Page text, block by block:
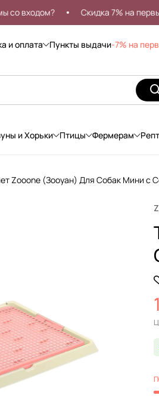
входом? Скидка 7% на первый
и оплата Пункты выдачи-7% на
и Хорьки Птицы Фермерам
Zooone (Зооуан) Для Собак Мини с